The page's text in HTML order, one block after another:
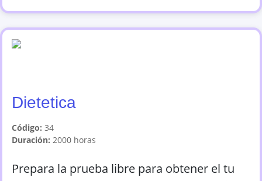
Dietetica
Código: 34
Duración: 2000 horas
Prepara la prueba libre para obtener el tu